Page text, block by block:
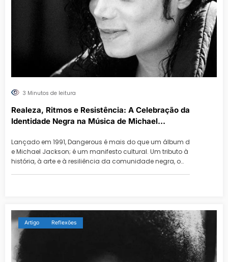
3 Minutos de leitura
Realeza, Ritmos e Resistência: A Celebração da
Identidade Negra na Música de Michael
Lançado em 1991, Dangerous é mais do que um álbum d
e Michael Jackson; é um manifesto cultural. Um tributo à
história, à arte e à resiliência da comunidade negra, o…
Artigo Reflexões